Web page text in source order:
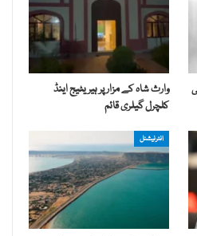
وارث شاہ کے مزار پر ہیریٹیج اینڈ
کلچرل گیلری قائم
انٹرنیشنل